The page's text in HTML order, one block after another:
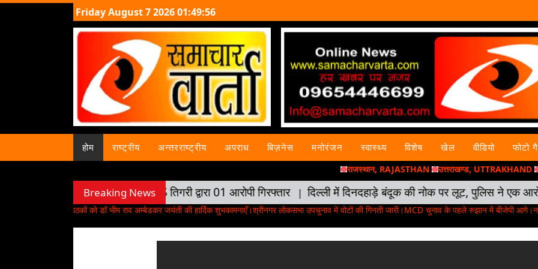
Friday August 7 2026 01:49:58
होम राष्ट्रीय अन्तरराष्ट्रीय अपराध बिज़नेस मनोरंजन स्वास्थ्य विशेष खेल वीडियो फोटो
राजस्थान, RAJASTHAN उत्तराखण्ड, UTTRAKHAND
Breaking News
दिनदहाड़े लूट का खुलासा, PS तिगरी द्वारा 01 आरोपी गिरफ्तार|दिल्ली में दिनदहाड़े बंदूक की नोक पर लूट, पुलिस ने एक आरोपी को
परिणाम। सभी पाठकों को डॉ भीम राव अम्बेडकर जयंती की हार्दिक शुभकामनाएँ।श्रीनगर लोकसभा उपचुनाव में वोटों की गिनती जारी।MCD चुनाव के पहले रुझान में बीजेपी आगे।नगर